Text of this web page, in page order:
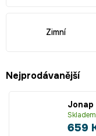
Zimní
Nejprodávanější
Jonap
Skladem
659